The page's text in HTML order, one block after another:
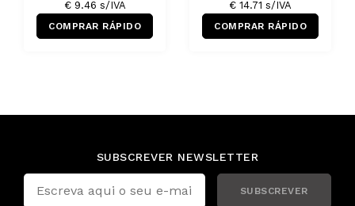
€ 9.46 s/IVA
COMPRAR RÁPIDO
€ 14.71 s/IVA
COMPRAR RÁPIDO
SUBSCREVER NEWSLETTER
SUBSCREVER